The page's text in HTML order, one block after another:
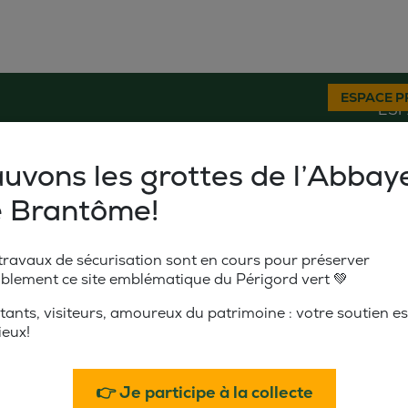
ESPACE
terre
famille
Restaurants
Tourisme Accessible
Toutourisme
les grottes de
Brantôme!
de sécurisation sont en cours pour préserver
ce site emblématique du Périgord vert 💚
visiteurs, amoureux du patrimoine : votre soutien
👉 Je participe à la collecte